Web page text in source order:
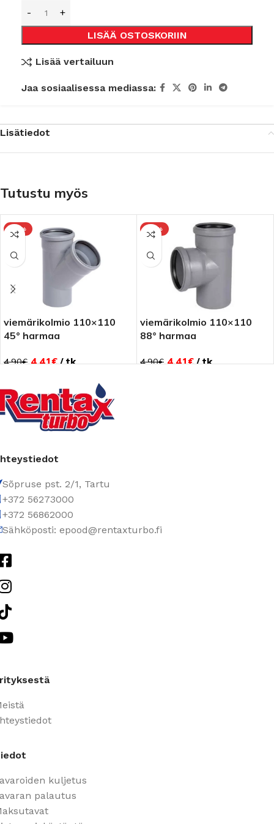
LISÄÄ OSTOSKORIIN
Lisää vertailuun
Jaa sosiaalisessa mediassa:
Lisätiedot
Tutustu myös
-10%
viemärikolmio 110×110
45° harmaa
4.90€ 4.41€ tk
-10%
viemärikolmio 110×110
88° harmaa
4.90€ 4.41€ tk
Sõpruse pst. 2/1, Tartu
+372 56273000
+372 56862000
Sähköposti: epood@rentaxturbo.fi
kuljetus
palautus